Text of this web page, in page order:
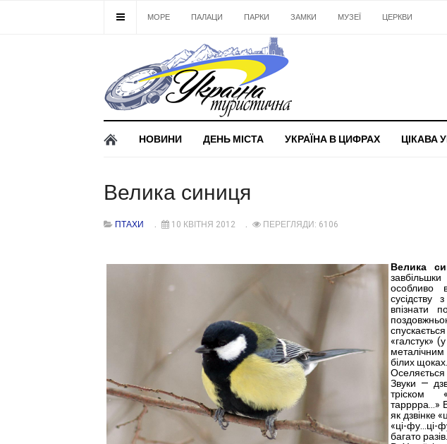
МОРЕ ПАЛАЦИ ПАРКИ ЗАМКИ МУЗЕЇ ЦЕРКВИ
НОВИНИ ДЕНЬ МІСТА УКРАЇНА В ЦИФРАХ ЦІКАВА
Велика синиця
ПТАХИ 10 КВІТНЯ 2012 ПЕРЕГЛЯДИ: 6106
Велика
особливо
впізнати
«галстук»
білих
Звуки —
тріском
тарррра...»
як дзвін­ке
«ці-
багато разів.